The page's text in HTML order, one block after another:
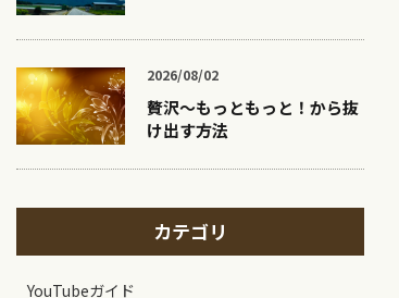
2026/08/02
贅沢〜もっともっと！から抜
け出す方法
カテゴリ
YouTubeガイド